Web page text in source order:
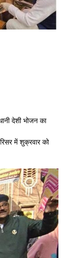
देशी भोजन का
में शुक्रवार को